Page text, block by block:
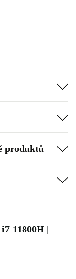
produktů
11800H |